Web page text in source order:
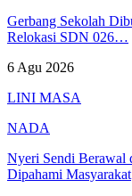
Gerbang Sekolah
Relokasi SDN 026…
6 Agu 2026
LINI MASA
NADA
Nyeri Sendi Berawal
Dipahami Masyarakat